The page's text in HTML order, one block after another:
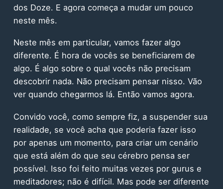
dos Doze. E agora começa a mudar um pouco
neste mês.
Neste mês em particular, vamos fazer algo
diferente. É hora de vocês se beneficiarem de
algo. É algo sobre o qual vocês não precisam
descobrir nada. Não precisam pensar nisso. Vão
ver quando chegarmos lá. Então vamos agora.
Convido você, como sempre fiz, a suspender sua
realidade, se você acha que poderia fazer isso
por apenas um momento, para criar um cenário
que está além do que seu cérebro pensa ser
possível. Isso foi feito muitas vezes por gurus e
meditadores; não é difícil. Mas pode ser diferente